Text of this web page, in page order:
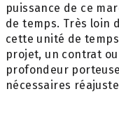
puissance de ce
de temps. Très loin
cette unité de
projet, un contrat
profondeur
nécessaires